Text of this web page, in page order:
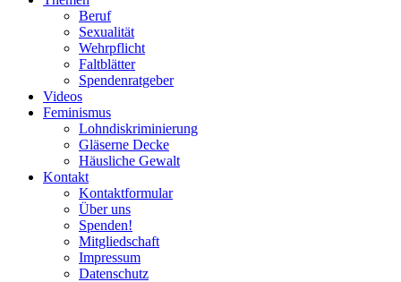
Beruf
Sexualität
Wehrpflicht
Faltblätter
Spendenratgeber
Videos
Feminismus
Lohndiskriminierung
Gläserne Decke
Häusliche Gewalt
Kontakt
Kontaktformular
Über uns
Spenden!
Mitgliedschaft
Impressum
Datenschutz